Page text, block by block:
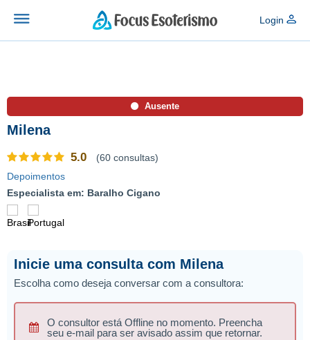
Login
Ausente
Milena
5.0
(60 consultas)
Depoimentos
Especialista em: Baralho Cigano
Inicie uma consulta com Milena
Escolha como deseja conversar com a consultora:
O consultor está Offline no momento. Preencha
seu e-mail para ser avisado assim que retornar.